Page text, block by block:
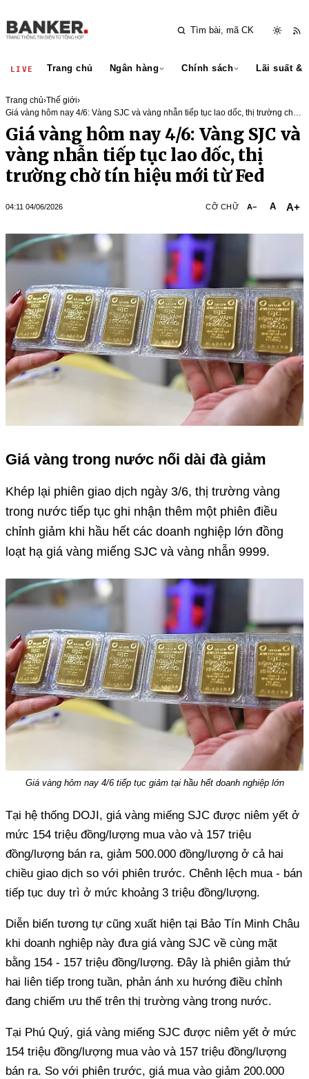
LIVE Trang chủ Ngân hàng Chính sách Lãi suất &
Trang chủ›Thế giới›
Giá vàng hôm nay 4/6: Vàng SJC và vàng nhẫn tiếp tục lao dốc, thị trường chờ
tín hiệu mới từ Fed
Giá vàng hôm nay 4/6: Vàng SJC và
vàng nhẫn tiếp tục lao dốc, thị
trường chờ tín hiệu mới từ Fed
04:11 04/06/2026 CỠ CHỮ A− A A+
Giá vàng trong nước nối dài đà giảm
Khép lại phiên giao dịch ngày 3/6, thị trường vàng
trong nước tiếp tục ghi nhận thêm một phiên điều
chỉnh giảm khi hầu hết các doanh nghiệp lớn đồng
loạt hạ giá vàng miếng SJC và vàng nhẫn 9999.
Giá vàng hôm nay 4/6 tiếp tục giảm tại hầu hết doanh nghiệp lớn
Tại hệ thống DOJI, giá vàng miếng SJC được niêm yết ở
mức 154 triệu đồng/lượng mua vào và 157 triệu
đồng/lượng bán ra, giảm 500.000 đồng/lượng ở cả hai
chiều giao dịch so với phiên trước. Chênh lệch mua - bán
tiếp tục duy trì ở mức khoảng 3 triệu đồng/lượng.
Diễn biến tương tự cũng xuất hiện tại Bảo Tín Minh Châu
khi doanh nghiệp này đưa giá vàng SJC về cùng mặt
bằng 154 - 157 triệu đồng/lượng. Đây là phiên giảm thứ
hai liên tiếp trong tuần, phản ánh xu hướng điều chỉnh
đang chiếm ưu thế trên thị trường vàng trong nước.
Tại Phú Quý, giá vàng miếng SJC được niêm yết ở mức
154 triệu đồng/lượng mua vào và 157 triệu đồng/lượng
bán ra. So với phiên trước, giá mua vào giảm 200.000